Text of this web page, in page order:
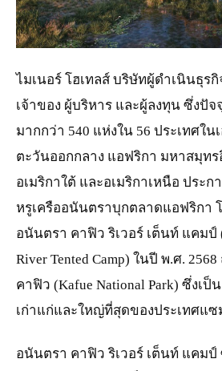
JPG
ไมเนอร์ โฮเทลส์ บริษัทผู้ดำเนินธุร
เจ้าของ ผู้บริหาร และผู้ลงทุน ซึ่งปัจ
มากกว่า 540 แห่งใน 56 ประเทศใน
ตะวันออกกลาง แอฟริกา มหาสมุทร
อเมริกาใต้ และอเมริกาเหนือ ประ
หรูเครืออนันตราบุกตลาดแอฟริกา
อนันตรา คาฟิว ริเวอร์ เต็นท์ แคมป์
River Tented Camp) ในปี พ.ศ.
คาฟิว (Kafue National Park) ซึ่งเ
เก่าแก่และใหญ่ที่สุดของประเทศแซ
อนันตรา คาฟิว ริเวอร์ เต็นท์ แคม